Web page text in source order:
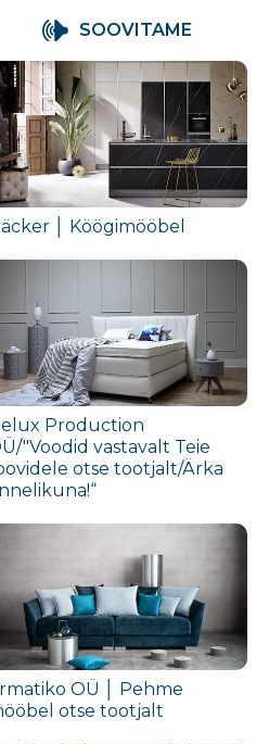
UNIBET
ARENAL
taas! Ja seda juba uues
2027 Unibet Arenal!
võimaluse suhelda silmast
ja tarnijatega ning jagada
seekordses
on oodatud kõik
ja kinnisvarafirmad jne.
facebooki lehel ja
Unibet Arenal!
115
Jaga
SOOVITAME
│ Köögimööbel
Production
"Voodid vastavalt Teie
otse tootjalt/Ärka
OÜ │ Pehme
otse tootjalt